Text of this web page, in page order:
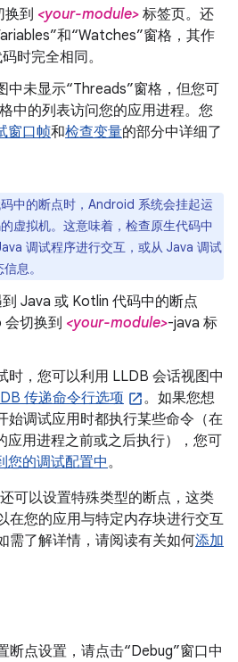
换到 <your-module> 标签页。还
和“Watches”窗格，其作
时完全相同。
中未显示“Threads”窗格，但您可
中的列表访问您的应用进程。您
窗口帧和检查变量的部分中详细了
码中的断点时，Android 系统会挂起运
虚拟机。这意味着，检查原生代码中
调试程序进行交互，或从 Java 调试
息。
Java 或 Kotlin 代码中的断点
会切换到 <your-module>-java 标
时，您可以利用 LLDB 会话视图中
传递命令行选项
。如果您想
始调试应用时都执行某些命令（在
应用进程之前或之后执行），您可
您的调试配置中。
可以设置特殊类型的断点，这类
在您的应用与特定内存块进行交互
需了解详情，请阅读有关如何添加
断点设置，请点击“Debug”窗口中